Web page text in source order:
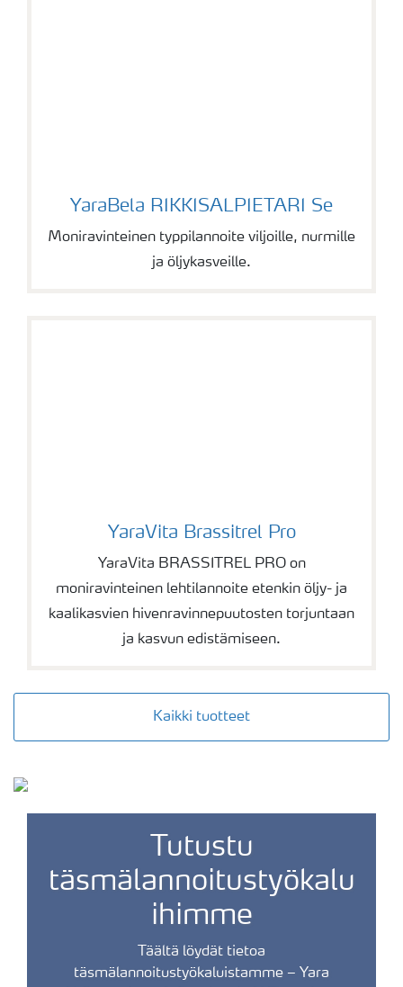
YaraBela RIKKISALPIETARI Se
YaraBela RIKKISALPIETARI Se
Moniravinteinen typpilannoite viljoille, nurmille
ja öljykasveille.
YaraVita Brassitrel Pro
YaraVita Brassitrel Pro
YaraVita BRASSITREL PRO on
moniravinteinen lehtilannoite etenkin öljy- ja
kaalikasvien hivenravinnepuutosten torjuntaan
ja kasvun edistämiseen.
Kaikki tuotteet
Tutustu
täsmälannoitustyökalu
ihimme
Täältä löydät tietoa
täsmälannoitustyökaluistamme – Yara